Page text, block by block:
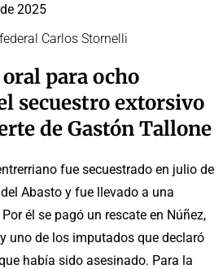
2025
Carlos Stornelli
para ocho
secuestro extorsivo
de Gastón Tallone
fue secuestrado en julio de
Abasto y fue llevado a una
él se pagó un rescate en Núñez,
uno de los imputados que declaró
había sido asesinado. Para la